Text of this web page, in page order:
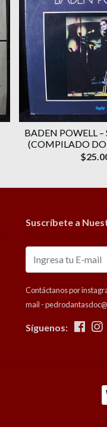
BADEN POWELL
(COMPILADO
Suscríbete a
Contáctanos por
mail -
Síguenos: